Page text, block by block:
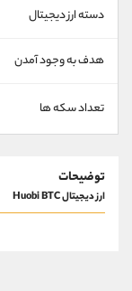
دسته ارز دیجیتال
هدف به وجود آمدن
تعداد سکه ها
توضیحات
ارز دیجیتال Huobi BTC